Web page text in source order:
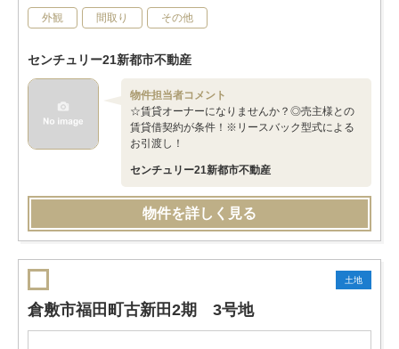
外観 間取り その他
センチュリー21新都市不動産
物件担当者コメント
☆賃貸オーナーになりませんか？◎売主様との
賃貸借契約が条件！※リースバック型式による
お引渡し！
センチュリー21新都市不動産
物件を詳しく見る
土地
倉敷市福田町古新田2期 3号地